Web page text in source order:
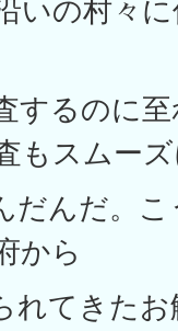
いの村々
るのに至
もスムー
うし
から
触れ